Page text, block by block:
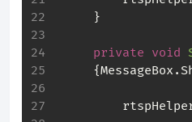
     }
private void